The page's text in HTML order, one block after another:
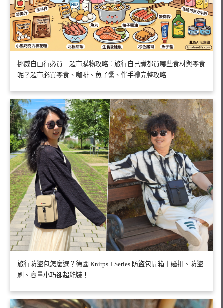
挪威自由行必買｜超市購物攻略：旅行自己煮都買哪些食材與零食
呢？超市必買零食、咖啡、魚子醬、伴手禮完整攻略
旅行防盜包怎麼選？德國 Knirps T.Series 防盜包開箱｜磁扣、防盜
刷、容量小巧卻超能裝！